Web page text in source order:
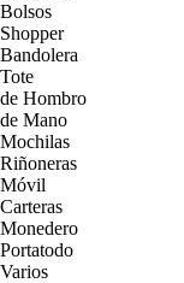
Bolsos
Shopper
Bandolera
Tote
de Hombro
de Mano
Mochilas
Riñoneras
Móvil
Carteras
Monedero
Portatodo
Varios